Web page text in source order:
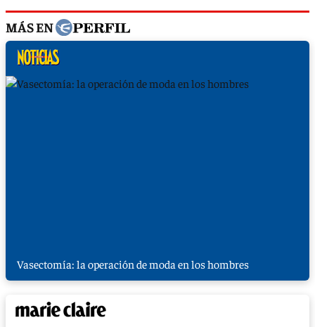
MÁS EN
Vasectomía: la operación de moda en los hombres